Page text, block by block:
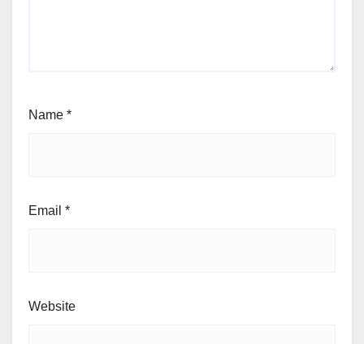
Name *
Email *
Website